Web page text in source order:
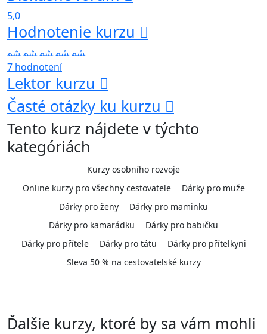
5,0
Hodnotenie kurzu
7 hodnotení
Lektor kurzu
Časté otázky ku kurzu
Tento kurz nájdete v týchto
kategóriách
Kurzy osobního rozvoje
Online kurzy pro všechny cestovatele
Dárky pro muže
Dárky pro ženy
Dárky pro maminku
Dárky pro kamarádku
Dárky pro babičku
Dárky pro přítele
Dárky pro tátu
Dárky pro přítelkyni
Sleva 50 % na cestovatelské kurzy
Ďalšie kurzy, ktoré by sa vám mohli